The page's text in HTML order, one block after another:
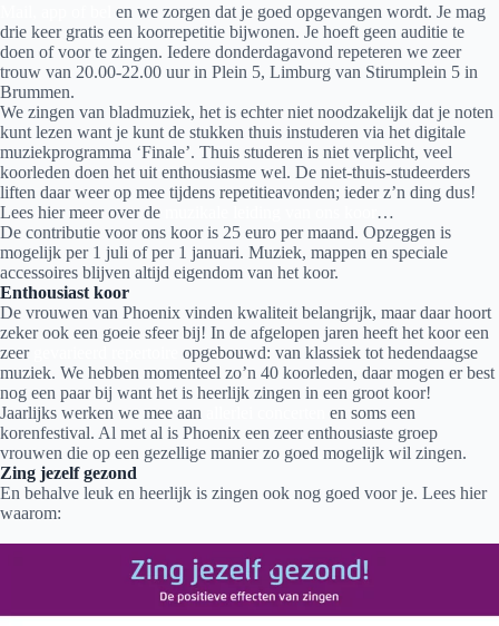
en we zorgen dat je goed opgevangen wordt. Je mag
drie keer gratis een koorrepetitie bijwonen. Je hoeft geen auditie te
doen of voor te zingen. Iedere donderdagavond repeteren we zeer
trouw van 20.00-22.00 uur in Plein 5, Limburg van Stirumplein 5 in
Brummen.
We zingen van bladmuziek, het is echter niet noodzakelijk dat je noten
kunt lezen want je kunt de stukken thuis instuderen via het digitale
muziekprogramma ‘Finale’. Thuis studeren is niet verplicht, veel
koorleden doen het uit enthousiasme wel. De niet-thuis-studeerders
liften daar weer op mee tijdens repetitieavonden; ieder z’n ding dus!
Lees hier meer over de
…
De contributie voor ons koor is 25 euro per maand. Opzeggen is
mogelijk per 1 juli of per 1 januari. Muziek, mappen en speciale
accessoires blijven altijd eigendom van het koor.
Enthousiast koor
De vrouwen van Phoenix vinden kwaliteit belangrijk, maar daar hoort
zeker ook een goeie sfeer bij! In de afgelopen jaren heeft het koor een
zeer
opgebouwd: van klassiek tot hedendaagse
muziek. We hebben momenteel zo’n 40 koorleden, daar mogen er best
nog een paar bij want het is heerlijk zingen in een groot koor!
Jaarlijks werken we mee aan
en soms een
korenfestival. Al met al is Phoenix een zeer enthousiaste groep
vrouwen die op een gezellige manier zo goed mogelijk wil zingen.
Zing jezelf gezond
En behalve leuk en heerlijk is zingen ook nog goed voor je. Lees hier
waarom: